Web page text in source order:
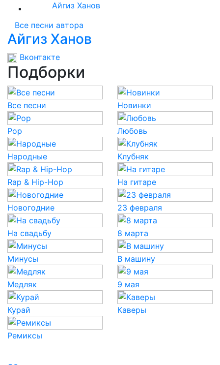
Айгиз Ханов
Все песни автора
Айгиз Ханов
Вконтакте
Подборки
Все песни Новинки
Pop Любовь
Народные Клубняк
Rap & Hip-Hop На гитаре
Новогодние 23 февраля
На свадьбу 8 марта
Минусы В машину
Медляк 9 мая
Курай Каверы
Ремиксы